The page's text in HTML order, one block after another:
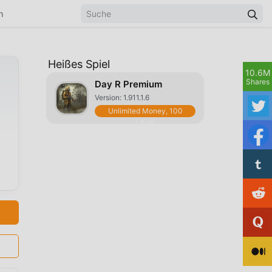
Heißes Spiel
Day R Premium
Version: 1.911.1.6
Unlimited Money, 100
10.6M
Shares